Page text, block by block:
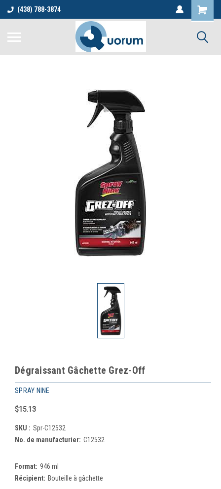
(438) 788-3874
Dégraissant Gâchette Grez-Off
SPRAY NINE
$15.13
SKU : Spr-C12532
No. de manufacturier: C12532
Format: 946 ml
Récipient: Bouteille à gâchette